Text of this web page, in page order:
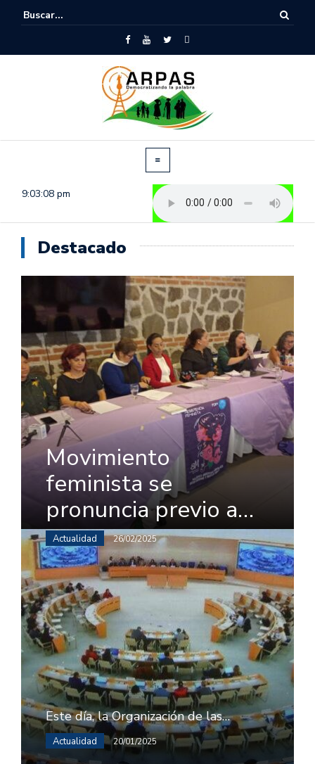
9:03:09 pm
Destacado
Movimiento
feminista se
pronuncia previo a…
Actualidad 26/02/2025
Este día, la Organización de las…
Actualidad 20/01/2025